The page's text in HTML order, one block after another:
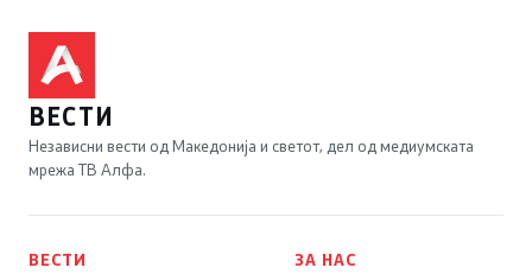
ВЕСТИ
Независни вести од Македонија и светот, дел од медиумската
мрежа ТВ Алфа.
ВЕСТИ
ЗА НАС